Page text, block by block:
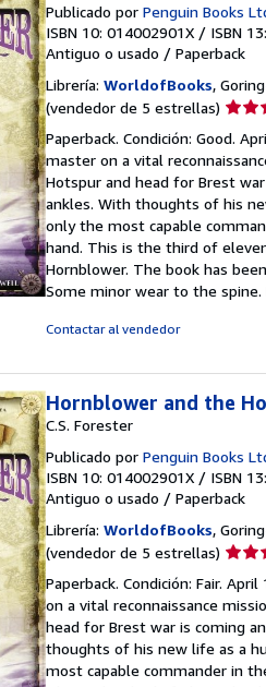
Publicado por Penguin Books
ISBN 10: 014002901X / ISBN
Antiguo o usado / Paperback
Librería: WorldofBooks,
(vendedor de 5 estrellas)
5
de
5
Paperback. Condición: Good.
master on a vital
Hotspur and head for Brest
ankles. With thoughts of his
only the most capable
hand. This is the third of
Hornblower. The book has
Some minor wear to the spine.
Contactar al vendedor
Hornblower and the
C.S. Forester
Publicado por Penguin Books
ISBN 10: 014002901X / ISBN
Antiguo o usado / Paperback
Librería: WorldofBooks,
(vendedor de 5 estrellas)
5
de
5
Paperback. Condición: Fair.
on a vital reconnaissance
head for Brest war is coming
thoughts of his new life as a
most capable commander in